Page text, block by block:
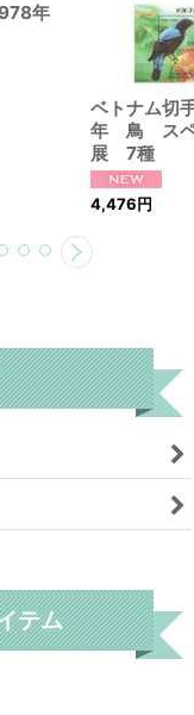
年
ベトナム
年 鳥 スペ
展 7種
4,476円
テム